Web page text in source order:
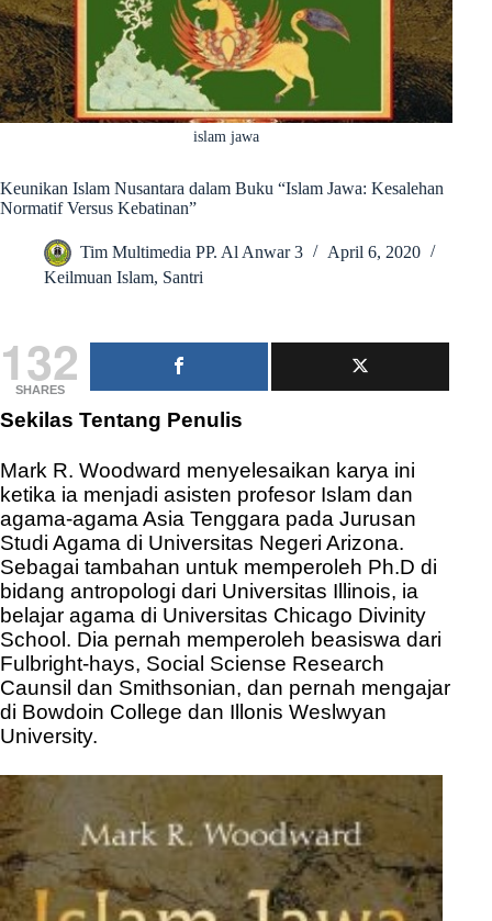
islam jawa
Keunikan Islam Nusantara dalam Buku “Islam Jawa: Kesalehan
Normatif Versus Kebatinan”
Tim Multimedia PP. Al Anwar 3
April 6, 2020
Keilmuan Islam, Santri
132
SHARES
Sekilas Tentang Penulis
Mark R. Woodward menyelesaikan karya ini
ketika ia menjadi asisten profesor Islam dan
agama-agama Asia Tenggara pada Jurusan
Studi Agama di Universitas Negeri Arizona.
Sebagai tambahan untuk memperoleh Ph.D di
bidang antropologi dari Universitas Illinois, ia
belajar agama di Universitas Chicago Divinity
School. Dia pernah memperoleh beasiswa dari
Fulbright-hays, Social Sciense Research
Caunsil dan Smithsonian, dan pernah mengajar
di Bowdoin College dan Illonis Weslwyan
University.